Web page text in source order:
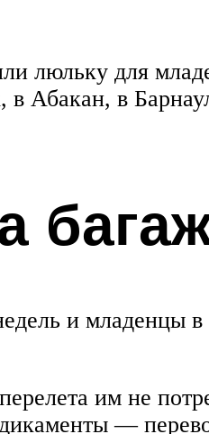
люльку для
в Абакан, в
и младенцы в
им не
—